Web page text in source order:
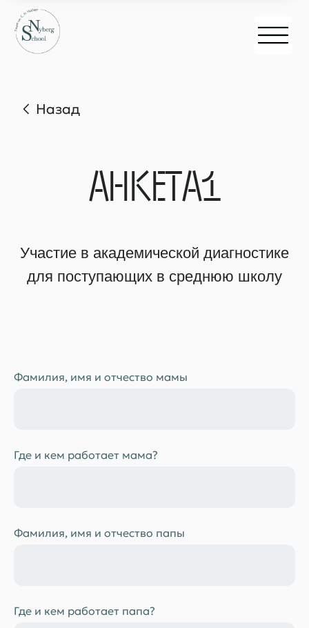
Участие в академической диагностике
для поступающих в среднюю школу
Фамилия, имя и отчество мамы
Где и кем работает мама?
Фамилия, имя и отчество папы
Где и кем работает папа?